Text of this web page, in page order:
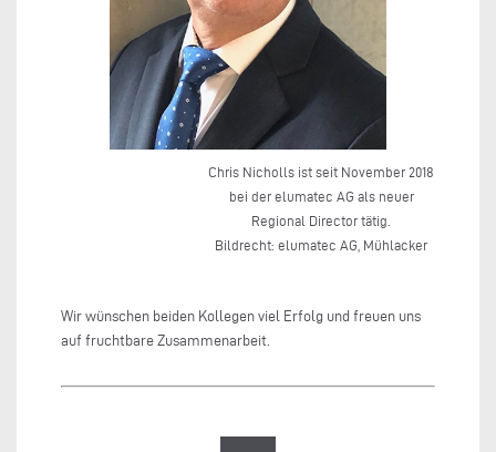
Chris Nicholls ist seit November 2018
bei der elumatec AG als neuer
Regional Director tätig.
Bildrecht: elumatec AG, Mühlacker
Wir wünschen beiden Kollegen viel Erfolg und freuen uns
auf fruchtbare Zusammenarbeit.